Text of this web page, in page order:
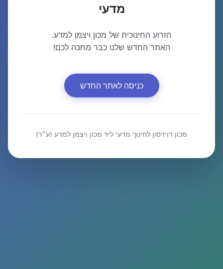
מדעי
הזרוע החינוכית של מכון ויצמן למדע.
האתר החדש שלנו כבר מחכה לכם!
כניסה לאתר החדש
מכון דוידסון לחינוך מדעי ליד מכון ויצמן למדע (ע״ר)